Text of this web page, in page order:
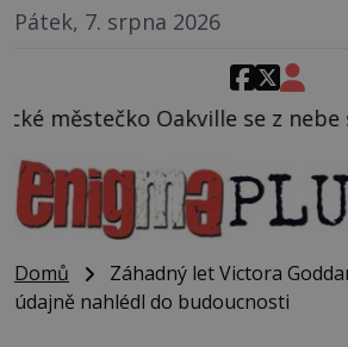
Pátek, 7. srpna 2026
z nebe snáší podivná
Domů
Záhadný let Victora
údajně nahlédl do budoucnosti